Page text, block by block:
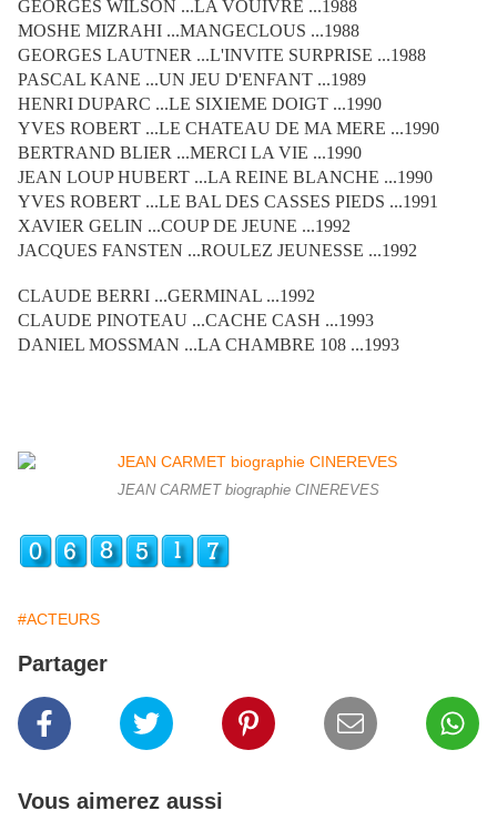
GEORGES WILSON ...LA VOUIVRE ...1988
MOSHE MIZRAHI ...MANGECLOUS ...1988
GEORGES LAUTNER ...L'INVITE SURPRISE ...1988
PASCAL KANE ...UN JEU D'ENFANT ...1989
HENRI DUPARC ...LE SIXIEME DOIGT ...1990
YVES ROBERT ...LE CHATEAU DE MA MERE ...1990
BERTRAND BLIER ...MERCI LA VIE ...1990
JEAN LOUP HUBERT ...LA REINE BLANCHE ...1990
YVES ROBERT ...LE BAL DES CASSES PIEDS ...1991
XAVIER GELIN ...COUP DE JEUNE ...1992
JACQUES FANSTEN ...ROULEZ JEUNESSE ...1992
CLAUDE BERRI ...GERMINAL ...1992
CLAUDE PINOTEAU ...CACHE CASH ...1993
DANIEL MOSSMAN ...LA CHAMBRE 108 ...1993
JEAN CARMET biographie CINEREVES
#ACTEURS
Partager
Vous aimerez aussi